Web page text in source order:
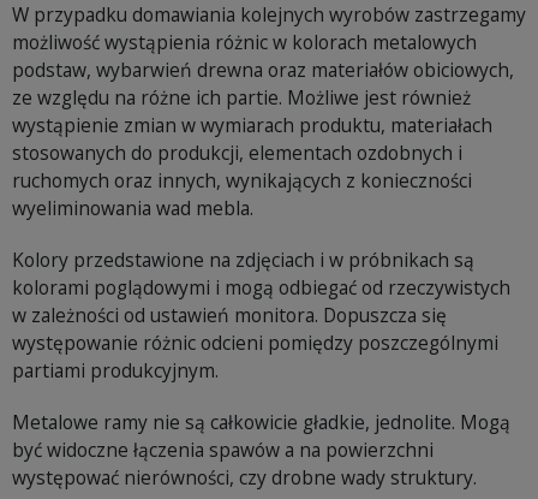
W przypadku domawiania kolejnych wyrobów zastrzegamy
możliwość wystąpienia różnic w kolorach metalowych
podstaw, wybarwień drewna oraz materiałów obiciowych,
ze względu na różne ich partie. Możliwe jest również
wystąpienie zmian w wymiarach produktu, materiałach
stosowanych do produkcji, elementach ozdobnych i
ruchomych oraz innych, wynikających z konieczności
wyeliminowania wad mebla.
Kolory przedstawione na zdjęciach i w próbnikach są
kolorami poglądowymi i mogą odbiegać od rzeczywistych
w zależności od ustawień monitora. Dopuszcza się
występowanie różnic odcieni pomiędzy poszczególnymi
partiami produkcyjnym.
Metalowe ramy nie są całkowicie gładkie, jednolite. Mogą
być widoczne łączenia spawów a na powierzchni
występować nierówności, czy drobne wady struktury.